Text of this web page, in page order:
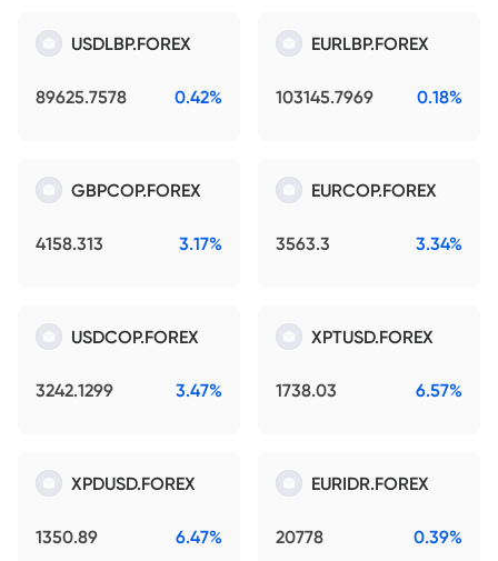
USDLBP.FOREX
89625.7578 0.42%
EURLBP.FOREX
103145.7969 0.18%
GBPCOP.FOREX
4158.313 3.17%
EURCOP.FOREX
3563.3 3.34%
USDCOP.FOREX
3242.1299 3.47%
XPTUSD.FOREX
1738.03 6.57%
XPDUSD.FOREX
1350.89 6.47%
EURIDR.FOREX
20778 0.39%